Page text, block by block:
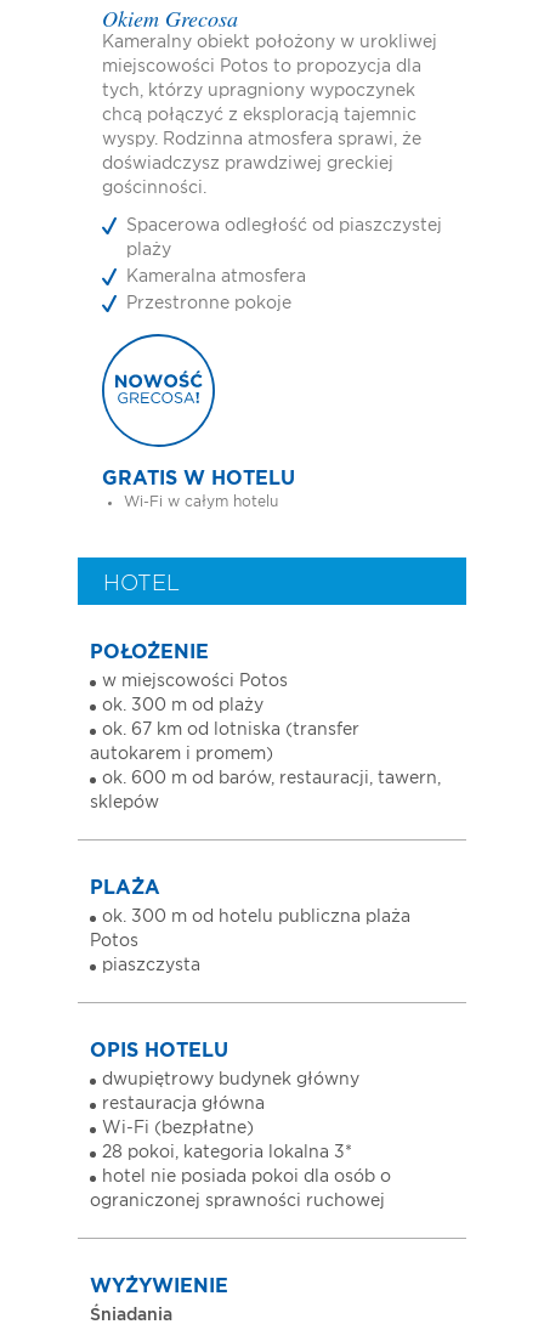
Okiem Grecosa
Kameralny obiekt położony w urokliwej
miejscowości Potos to propozycja dla
tych, którzy upragniony wypoczynek
chcą połączyć z eksploracją tajemnic
wyspy. Rodzinna atmosfera sprawi, że
doświadczysz prawdziwej greckiej
gościnności.
Spacerowa odległość od piaszczystej
plaży
Kameralna atmosfera
Przestronne pokoje
GRATIS W HOTELU
Wi-Fi w całym hotelu
HOTEL
POŁOŻENIE
w miejscowości Potos
ok. 300 m od plaży
ok. 67 km od lotniska (transfer
autokarem i promem)
ok. 600 m od barów, restauracji, tawern,
sklepów
PLAŻA
ok. 300 m od hotelu publiczna plaża
Potos
piaszczysta
OPIS HOTELU
dwupiętrowy budynek główny
restauracja główna
Wi-Fi (bezpłatne)
28 pokoi, kategoria lokalna 3*
hotel nie posiada pokoi dla osób o
ograniczonej sprawności ruchowej
WYŻYWIENIE
Śniadania